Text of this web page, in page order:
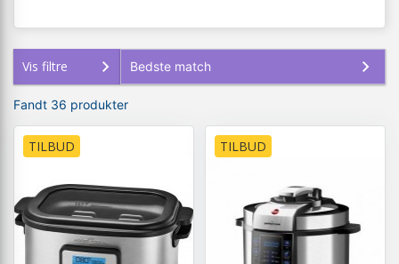
Vis filtre
Fandt 36 produkter
TILBUD TILBUD